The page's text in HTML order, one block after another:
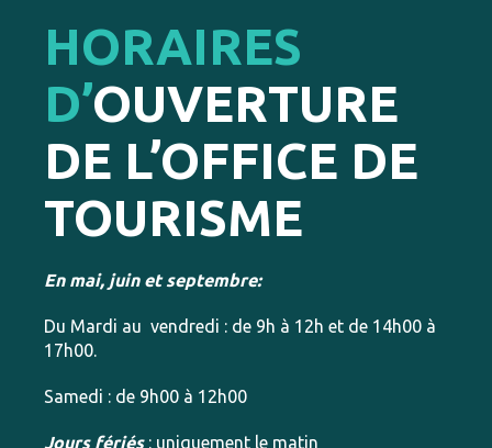
HORAIRES
D’OUVERTURE
DE L’OFFICE DE
TOURISME
En mai, juin et septembre:
Du Mardi au vendredi : de 9h à 12h et de 14h00 à
17h00.
Samedi : de 9h00 à 12h00
Jours fériés: uniquement le matin